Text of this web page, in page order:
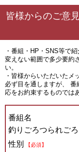
皆様からのご意
・番組・HP・SNS等で
変えない範囲で多少要約
い。
・皆様からいただいたメ
必ず目を通しますが、
応をお約束するものでは
番組名
釣りごろつられごろ
性別
【必須】